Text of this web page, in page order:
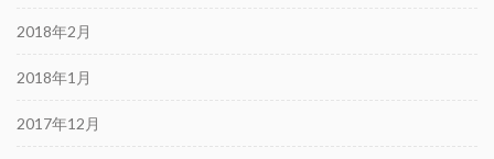
2018年2月
2018年1月
2017年12月